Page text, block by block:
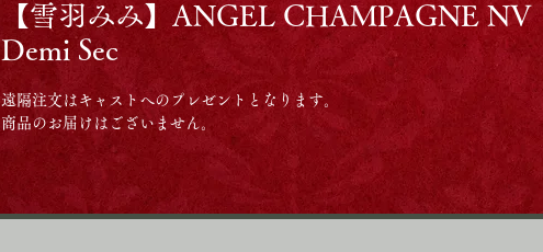
【雪羽みみ】ANGEL CHAMPAGNE NV
Demi Sec
遠隔注文はキャストへのプレゼントとなります。
商品のお届けはございません。